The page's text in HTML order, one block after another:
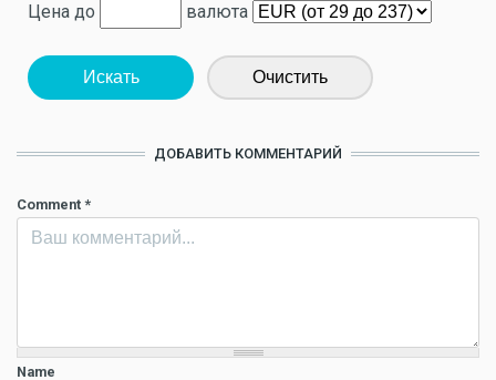
Цена до
валюта
Искать Очистить
ДОБАВИТЬ КОММЕНТАРИЙ
Comment *
Name